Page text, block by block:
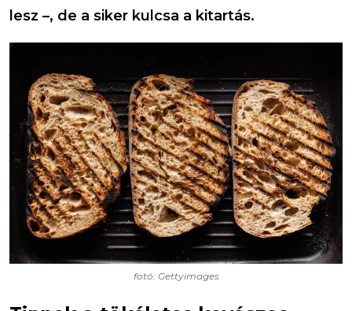
lesz –, de a siker kulcsa a kitartás.
fotó: Gettyimages